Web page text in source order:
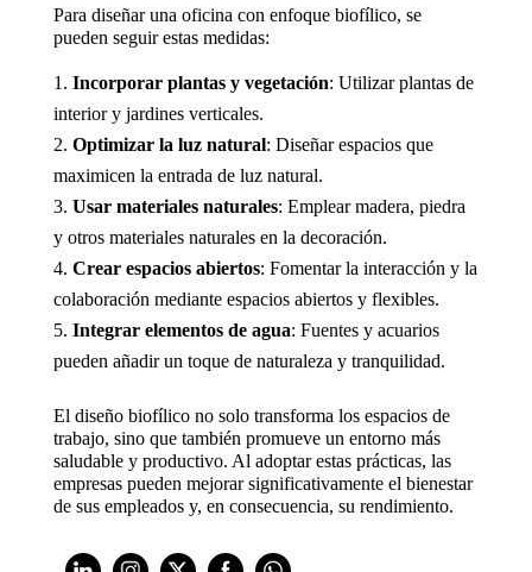
Para diseñar una oficina con enfoque biofílico, se
pueden seguir estas medidas:
Incorporar plantas y vegetación: Utilizar plantas de
interior y jardines verticales.
Optimizar la luz natural: Diseñar espacios que
maximicen la entrada de luz natural.
Usar materiales naturales: Emplear madera, piedra
y otros materiales naturales en la decoración.
Crear espacios abiertos: Fomentar la interacción y la
colaboración mediante espacios abiertos y flexibles.
Integrar elementos de agua: Fuentes y acuarios
pueden añadir un toque de naturaleza y tranquilidad.
El diseño biofílico no solo transforma los espacios de
trabajo, sino que también promueve un entorno más
saludable y productivo. Al adoptar estas prácticas, las
empresas pueden mejorar significativamente el bienestar
de sus empleados y, en consecuencia, su rendimiento.